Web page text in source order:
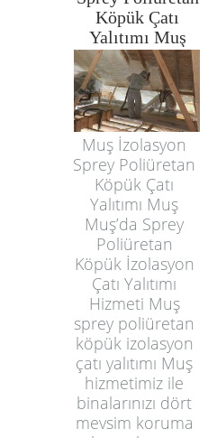
Köpük Çatı
Yalıtımı Muş
Muş İzolasyon
Sprey Poliüretan
Köpük Çatı
Yalıtımı Muş
Muş’da Sprey
Poliüretan
Köpük İzolasyon
Çatı Yalıtımı
Hizmeti Muş
sprey poliüretan
köpük izolasyon
çatı yalıtımı Muş
hizmetimiz ile
binalarınızı dört
mevsim koruma